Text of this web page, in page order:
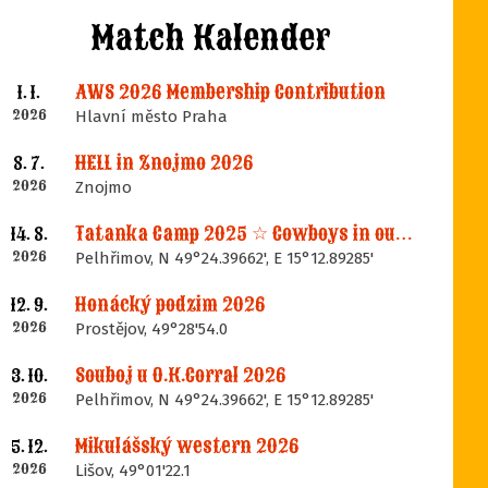
Match Kalender
1. 1.
2026
AWS 2026 Membership Contribution
Hlavní město Praha
8. 7.
2026
HELL in Znojmo 2026
Znojmo
14. 8.
2026
Tatanka Camp 2025 ☆ Cowboys in our Memories
Pelhřimov, N 49°24.39662', E 15°12.89285'
12. 9.
2026
Honácký podzim 2026
Prostějov, 49°28'54.0
3. 10.
2026
Souboj u O.K.Corral 2026
Pelhřimov, N 49°24.39662', E 15°12.89285'
5. 12.
2026
Mikulášský western 2026
Lišov, 49°01'22.1